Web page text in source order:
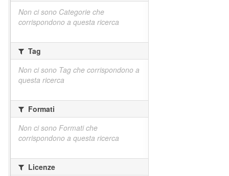
Non ci sono Categorie che
corrispondono a questa ricerca
Tag
Non ci sono Tag che corrispondono a
questa ricerca
Formati
Non ci sono Formati che
corrispondono a questa ricerca
Licenze